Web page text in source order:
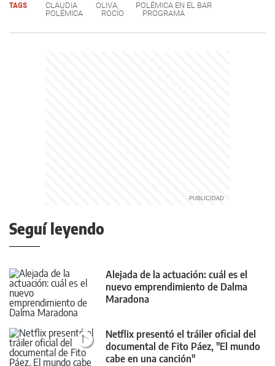
TAGS CLAUDIA OLIVA
POLÉMICA EN EL BAR
POLÉMICA
ROCÍO PROGRAMA
Seguí leyendo
Alejada de la actuación: cuál es el
nuevo emprendimiento de Dalma
Maradona
Netflix presentó el tráiler oficial del
documental de Fito Páez, "El mundo
cabe en una canción"